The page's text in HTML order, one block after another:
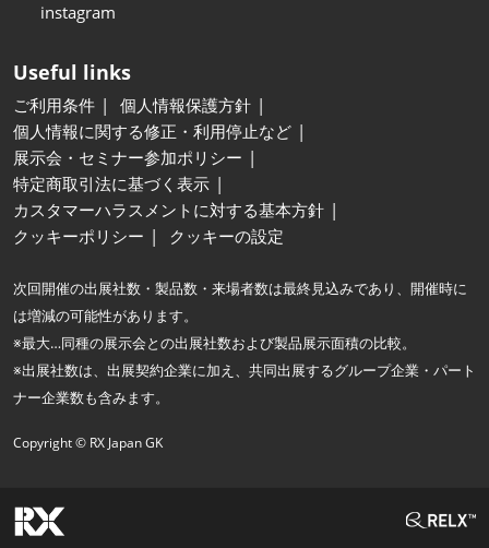
instagram
Useful links
ご利用条件
個人情報保護方針
個人情報に関する修正・利用停止など
展示会・セミナー参加ポリシー
特定商取引法に基づく表示
カスタマーハラスメントに対する基本方針
クッキーポリシー
クッキーの設定
次回開催の出展社数・製品数・来場者数は最終見込みであり、開催時に
は増減の可能性があります。
※最大…同種の展示会との出展社数および製品展示面積の比較。
※出展社数は、出展契約企業に加え、共同出展するグループ企業・パート
ナー企業数も含みます。
Copyright © RX Japan GK